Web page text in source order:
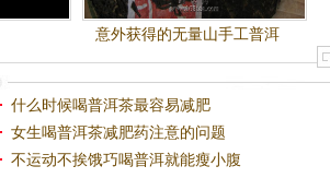
意外获得的无量山手工普洱
茶！！中午品尝，敬请期待~~
什么时候喝普洱茶最容易减肥
女生喝普洱茶减肥药注意的问题
不运动不挨饿巧喝普洱就能瘦小腹